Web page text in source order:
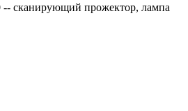
сканирующий прожектор, лампа